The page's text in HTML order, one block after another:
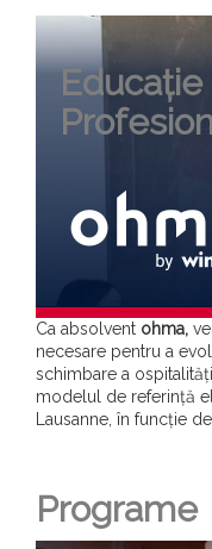
Educație
Ca absolvent ohma,
necesare pentru a
schimbare a
modelul de referință
Lausanne, în funcție
Programe